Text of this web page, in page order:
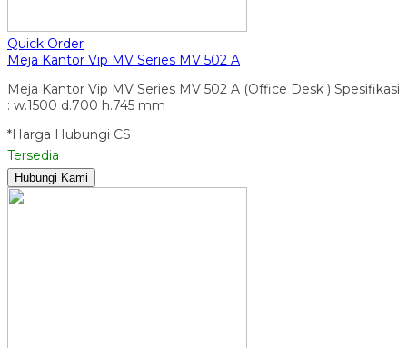
Quick Order
Meja Kantor Vip MV Series MV 502 A
Meja Kantor Vip MV Series MV 502 A (Office Desk ) Spesifikasi
: w.1500 d.700 h.745 mm
*Harga Hubungi CS
Tersedia
Hubungi Kami